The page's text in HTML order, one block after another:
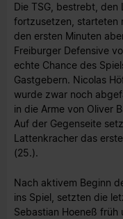
Die TSG, bestrebt,
fortzusetzen, starteten
den ersten Minuten
Freiburger Defensive
echte Chance des
Gastgebern. Nicolas
wurde zwar noch
in die Arme von Oliver
Auf der Gegenseite
Lattenkracher das
(25.).
Nach aktivem Beginn
ins Spiel, setzten die
Sebastian Hoeneß